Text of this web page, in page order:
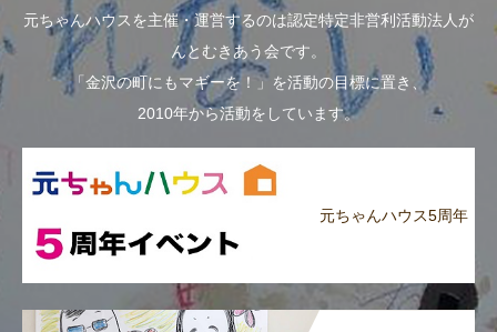
元ちゃんハウスを主催・運営するのは認定特定非営利活動法人が
んとむきあう会です。
「金沢の町にもマギーを！」を活動の目標に置き、
2010年から活動をしています。
元ちゃんハウス5周年